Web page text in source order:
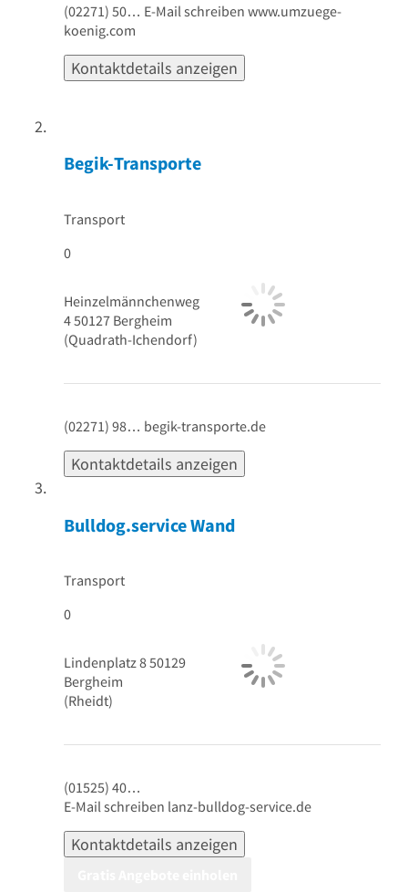
(02271) 50… E-Mail schreiben www.umzuege-
koenig.com
Kontaktdetails anzeigen
Begik-Transporte
Transport
0
Heinzelmännchenweg
450127 Bergheim
(Quadrath-Ichendorf)
(02271) 98… begik-transporte.de
Kontaktdetails anzeigen
Bulldog.service Wand
Transport
0
Lindenplatz 850129
Bergheim
(Rheidt)
(01525) 40…
E-Mail schreiben lanz-bulldog-service.de
Kontaktdetails anzeigen